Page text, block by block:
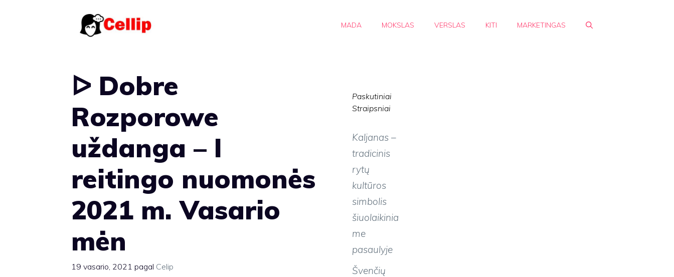
MADA MOKSLAS VERSLAS KITI MARKETINGAS
ᐅ Dobre
Rozporowe
uždanga – I
reitingo nuomonės
2021 m. Vasario
mėn
19 vasario, 2021 pagal Celip
Paskutiniai
Straipsniai
Kaljanas –
tradicinis
rytų
kultūros
simbolis
šiuolaikinia
me
pasaulyje
Švenčių